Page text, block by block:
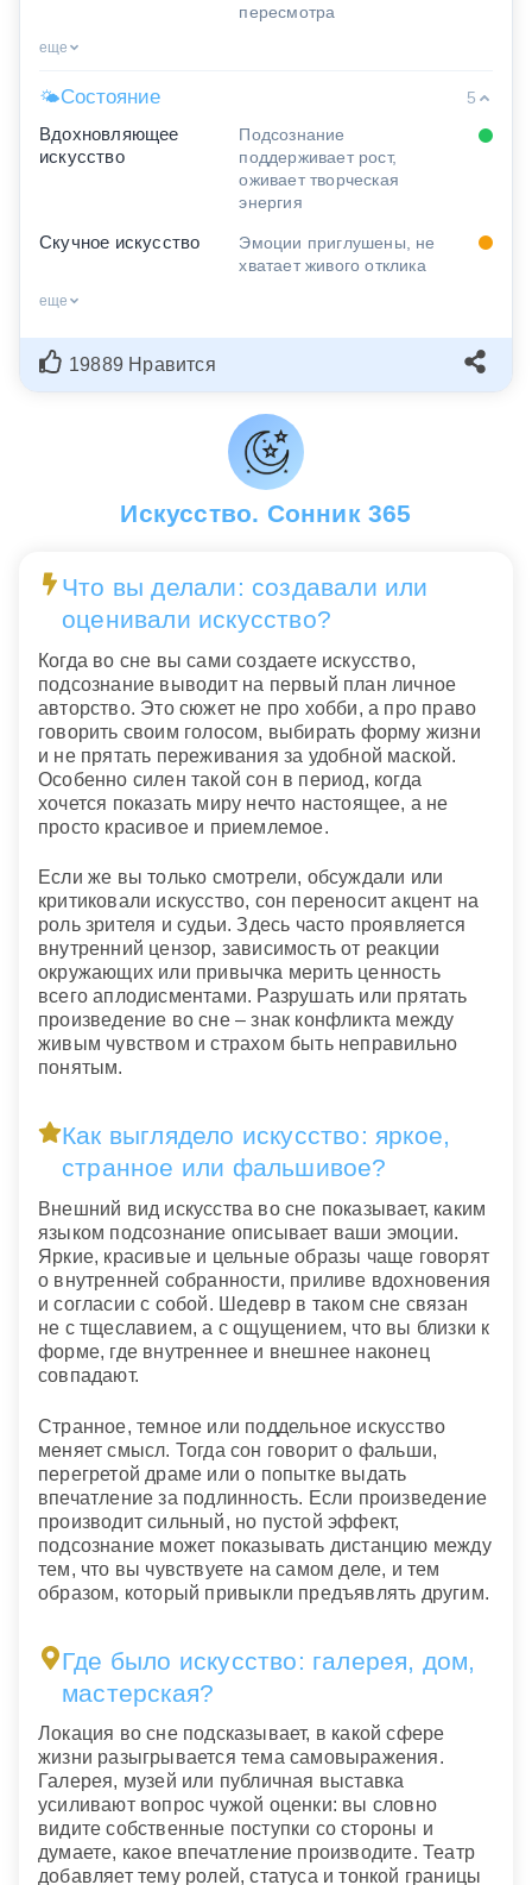
пересмотра
еще
🌤Состояние
5
Вдохновляющее
искусство
Подсознание
поддерживает рост,
оживает творческая
энергия
Скучное искусство
Эмоции приглушены, не
хватает живого отклика
еще
19889 Нравится
Искусство. Сонник 365
Что вы делали: создавали или
оценивали искусство?
Когда во сне вы сами создаете искусство,
подсознание выводит на первый план личное
авторство. Это сюжет не про хобби, а про право
говорить своим голосом, выбирать форму жизни
и не прятать переживания за удобной маской.
Особенно силен такой сон в период, когда
хочется показать миру нечто настоящее, а не
просто красивое и приемлемое.
Если же вы только смотрели, обсуждали или
критиковали искусство, сон переносит акцент на
роль зрителя и судьи. Здесь часто проявляется
внутренний цензор, зависимость от реакции
окружающих или привычка мерить ценность
всего аплодисментами. Разрушать или прятать
произведение во сне – знак конфликта между
живым чувством и страхом быть неправильно
понятым.
Как выглядело искусство: яркое,
странное или фальшивое?
Внешний вид искусства во сне показывает, каким
языком подсознание описывает ваши эмоции.
Яркие, красивые и цельные образы чаще говорят
о внутренней собранности, приливе вдохновения
и согласии с собой. Шедевр в таком сне связан
не с тщеславием, а с ощущением, что вы близки к
форме, где внутреннее и внешнее наконец
совпадают.
Странное, темное или поддельное искусство
меняет смысл. Тогда сон говорит о фальши,
перегретой драме или о попытке выдать
впечатление за подлинность. Если произведение
производит сильный, но пустой эффект,
подсознание может показывать дистанцию между
тем, что вы чувствуете на самом деле, и тем
образом, который привыкли предъявлять другим.
Где было искусство: галерея, дом,
мастерская?
Локация во сне подсказывает, в какой сфере
жизни разыгрывается тема самовыражения.
Галерея, музей или публичная выставка
усиливают вопрос чужой оценки: вы словно
видите собственные поступки со стороны и
думаете, какое впечатление производите. Театр
добавляет тему ролей, статуса и тонкой границы